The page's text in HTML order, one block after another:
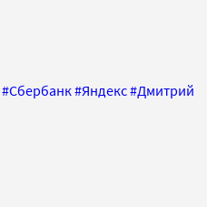
#Сбербанк#Яндекс#Дмитрий